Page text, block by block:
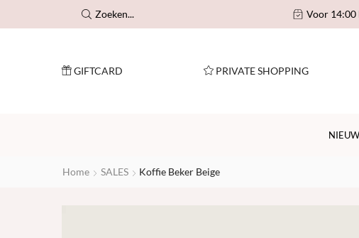
Zoeken... Voor 14:00
GIFTCARD PRIVATE SHOPPING
NIEUW
Home SALES Koffie Beker Beige